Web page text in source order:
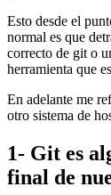
Esto desde el
normal es que
correcto de git o
herramienta que
En adelante me
otro sistema de
1- Git es
final de